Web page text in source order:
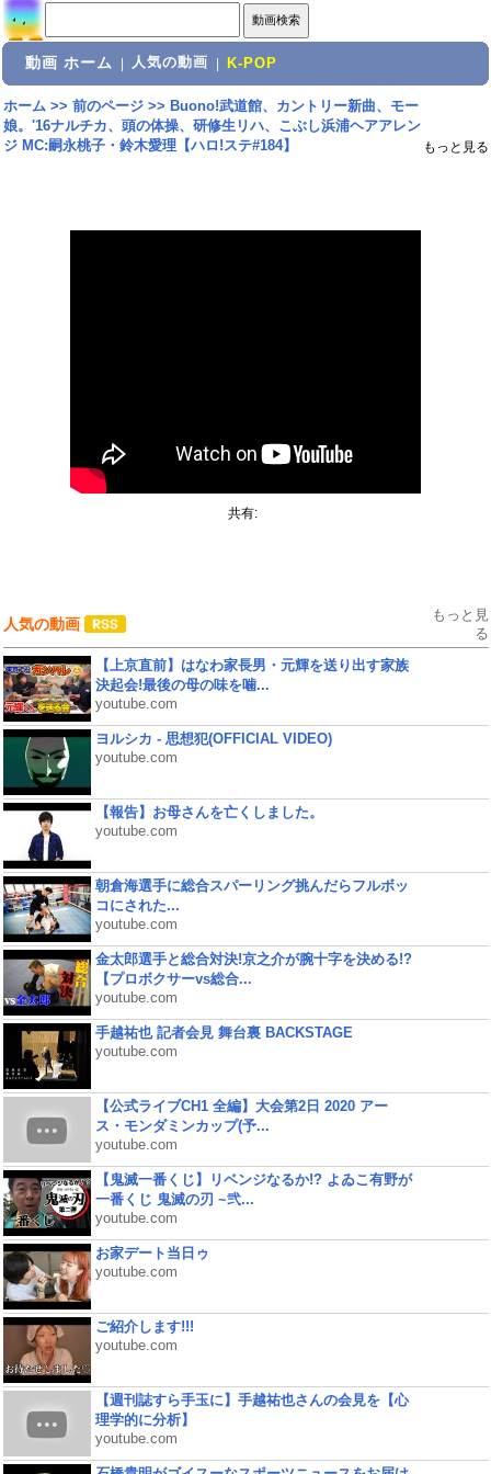
動画 ホーム 人気の動画 K-POP
ホーム>> 前のページ>> Buono!武道館、カントリー新曲、モー
娘。'16ナルチカ、頭の体操、研修生リハ、こぶし浜浦ヘアアレン
ジ MC:嗣永桃子・鈴木愛理【ハロ!ステ#184】
もっと見る
共有:
人気の動画
もっと見
る
【上京直前】はなわ家長男・元輝を送り出す家族
決起会!最後の母の味を噛...
youtube.com
ヨルシカ - 思想犯(OFFICIAL VIDEO)
youtube.com
【報告】お母さんを亡くしました。
youtube.com
朝倉海選手に総合スパーリング挑んだらフルボッ
コにされた...
youtube.com
金太郎選手と総合対決!京之介が腕十字を決める!?
【プロボクサーvs総合...
youtube.com
手越祐也 記者会見 舞台裏 BACKSTAGE
youtube.com
【公式ライブCH1 全編】大会第2日 2020 アー
ス・モンダミンカップ(予...
youtube.com
【鬼滅一番くじ】リベンジなるか!? よゐこ有野が
一番くじ 鬼滅の刃 ~弐...
youtube.com
お家デート当日ゥ
youtube.com
ご紹介します!!!
youtube.com
【週刊誌すら手玉に】手越祐也さんの会見を【心
理学的に分析】
youtube.com